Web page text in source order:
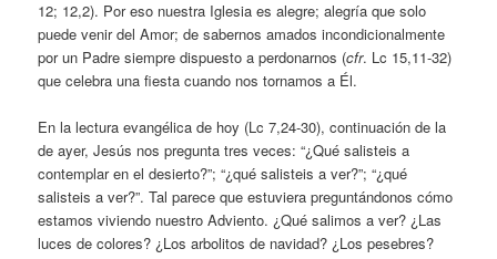
12; 12,2). Por eso nuestra Iglesia es alegre; alegría que solo
puede venir del Amor; de sabernos amados incondicionalmente
por un Padre siempre dispuesto a perdonarnos (cfr. Lc 15,11-32)
que celebra una fiesta cuando nos tornamos a Él.
En la lectura evangélica de hoy (Lc 7,24-30), continuación de la
de ayer, Jesús nos pregunta tres veces: “¿Qué salisteis a
contemplar en el desierto?”; “¿qué salisteis a ver?”; “¿qué
salisteis a ver?”. Tal parece que estuviera preguntándonos cómo
estamos viviendo nuestro Adviento. ¿Qué salimos a ver? ¿Las
luces de colores? ¿Los arbolitos de navidad? ¿Los pesebres?